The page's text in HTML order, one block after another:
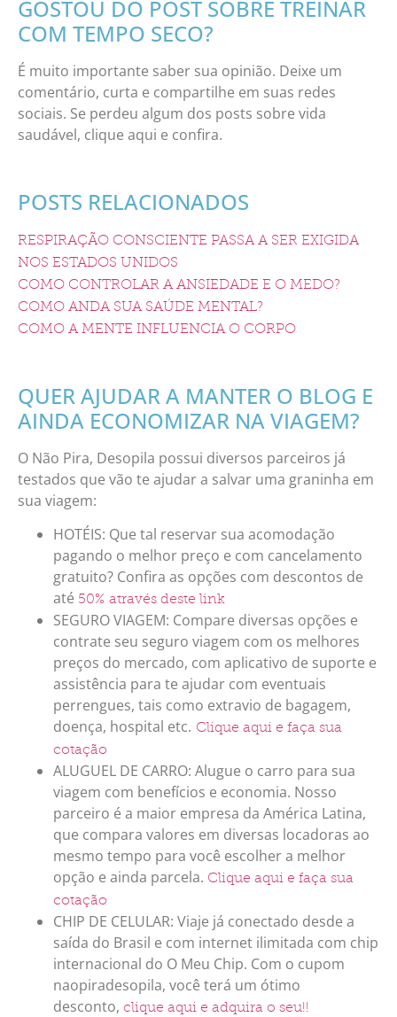
GOSTOU DO POST SOBRE TREINAR
COM TEMPO SECO?
É muito importante saber sua opinião. Deixe um
comentário, curta e compartilhe em suas redes
sociais. Se perdeu algum dos posts sobre vida
saudável, clique aqui e confira.
POSTS RELACIONADOS
RESPIRAÇÃO CONSCIENTE PASSA A SER EXIGIDA
NOS ESTADOS UNIDOS
COMO CONTROLAR A ANSIEDADE E O MEDO?
COMO ANDA SUA SAÚDE MENTAL?
COMO A MENTE INFLUENCIA O CORPO
QUER AJUDAR A MANTER O BLOG E
AINDA ECONOMIZAR NA VIAGEM?
O Não Pira, Desopila possui diversos parceiros já
testados que vão te ajudar a salvar uma graninha em
sua viagem:
HOTÉIS: Que tal reservar sua acomodação
pagando o melhor preço e com cancelamento
gratuito? Confira as opções com descontos de
até 50% através deste link
SEGURO VIAGEM: Compare diversas opções e
contrate seu seguro viagem com os melhores
preços do mercado, com aplicativo de suporte e
assistência para te ajudar com eventuais
perrengues, tais como extravio de bagagem,
doença, hospital etc. Clique aqui e faça sua
cotação
ALUGUEL DE CARRO: Alugue o carro para sua
viagem com benefícios e economia. Nosso
parceiro é a maior empresa da América Latina,
que compara valores em diversas locadoras ao
mesmo tempo para você escolher a melhor
opção e ainda parcela. Clique aqui e faça sua
cotação
CHIP DE CELULAR: Viaje já conectado desde a
saída do Brasil e com internet ilimitada com chip
internacional do O Meu Chip. Com o cupom
naopiradesopila, você terá um ótimo
desconto, clique aqui e adquira o seu!!